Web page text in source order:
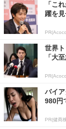
「こ
躍を
世界
「大
バイ
980円
PR(健商